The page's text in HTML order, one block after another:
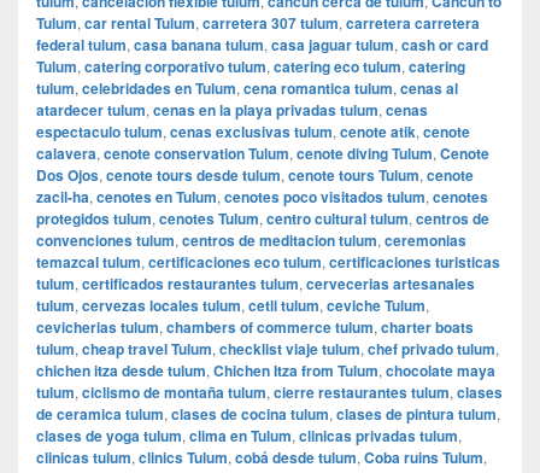
Tulum, car rental Tulum, carretera 307 tulum, carretera carretera
federal tulum, casa banana tulum, casa jaguar tulum, cash or card
Tulum, catering corporativo tulum, catering eco tulum, catering
tulum, celebridades en Tulum, cena romantica tulum, cenas al
atardecer tulum, cenas en la playa privadas tulum, cenas
espectaculo tulum, cenas exclusivas tulum, cenote atik, cenote
calavera, cenote conservation Tulum, cenote diving Tulum, Cenote
Dos Ojos, cenote tours desde tulum, cenote tours Tulum, cenote
zacil-ha, cenotes en Tulum, cenotes poco visitados tulum, cenotes
protegidos tulum, cenotes Tulum, centro cultural tulum, centros de
convenciones tulum, centros de meditacion tulum, ceremonias
temazcal tulum, certificaciones eco tulum, certificaciones turisticas
tulum, certificados restaurantes tulum, cervecerias artesanales
tulum, cervezas locales tulum, cetli tulum, ceviche Tulum,
cevicherias tulum, chambers of commerce tulum, charter boats
tulum, cheap travel Tulum, checklist viaje tulum, chef privado tulum,
chichen itza desde tulum, Chichen Itza from Tulum, chocolate maya
tulum, ciclismo de montaña tulum, cierre restaurantes tulum, clases
de ceramica tulum, clases de cocina tulum, clases de pintura tulum,
clases de yoga tulum, clima en Tulum, clinicas privadas tulum,
clinicas tulum, clinics Tulum, cobá desde tulum, Coba ruins Tulum,